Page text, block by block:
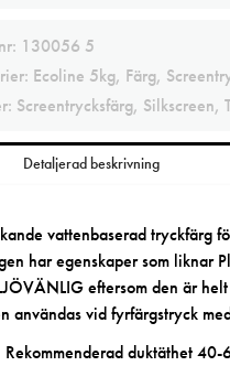
130056 5
Ecoline 5kg, Färg,
Screentrycksfärg, Silkscreen,
Detaljerad beskrivning
vattenbaserad tryckfärg
har egenskaper som liknar
eftersom den är
användas vid fyrfärgstryck
Rekommenderad duktäthet 40-